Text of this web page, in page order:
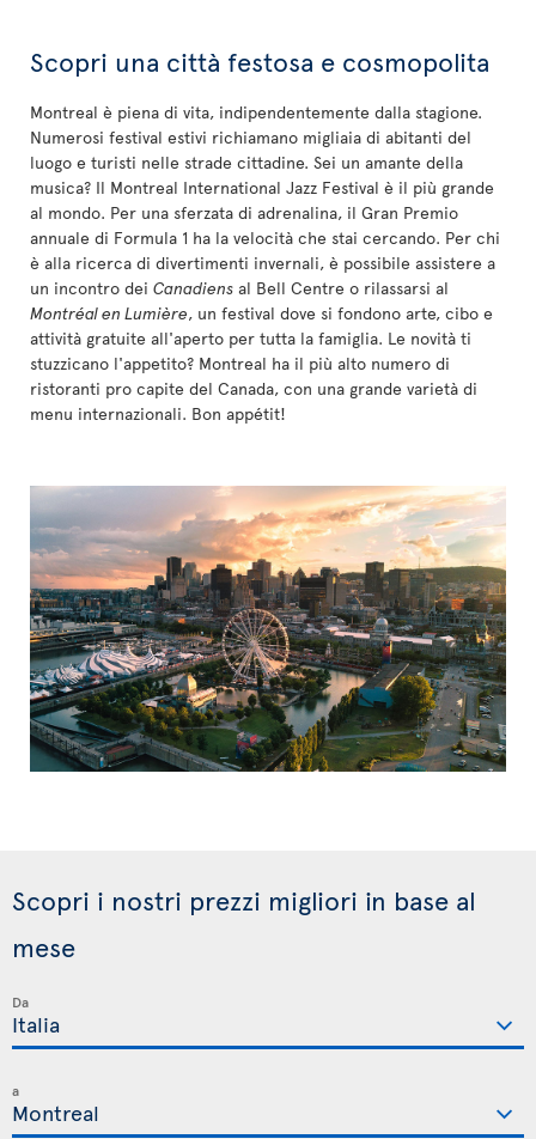
Scopri una città festosa e cosmopolita
Montreal è piena di vita, indipendentemente dalla stagione.
Numerosi festival estivi richiamano migliaia di abitanti del
luogo e turisti nelle strade cittadine. Sei un amante della
musica? Il Montreal International Jazz Festival è il più grande
al mondo. Per una sferzata di adrenalina, il Gran Premio
annuale di Formula 1 ha la velocità che stai cercando. Per chi
è alla ricerca di divertimenti invernali, è possibile assistere a
un incontro dei Canadiens al Bell Centre o rilassarsi al
Montréal en Lumière, un festival dove si fondono arte, cibo e
attività gratuite all'aperto per tutta la famiglia. Le novità ti
stuzzicano l'appetito? Montreal ha il più alto numero di
ristoranti pro capite del Canada, con una grande varietà di
menu internazionali. Bon appétit!
Scopri i nostri prezzi migliori in base al
mese
Da
a